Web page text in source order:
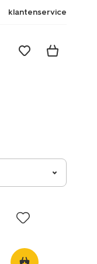
klantenservice